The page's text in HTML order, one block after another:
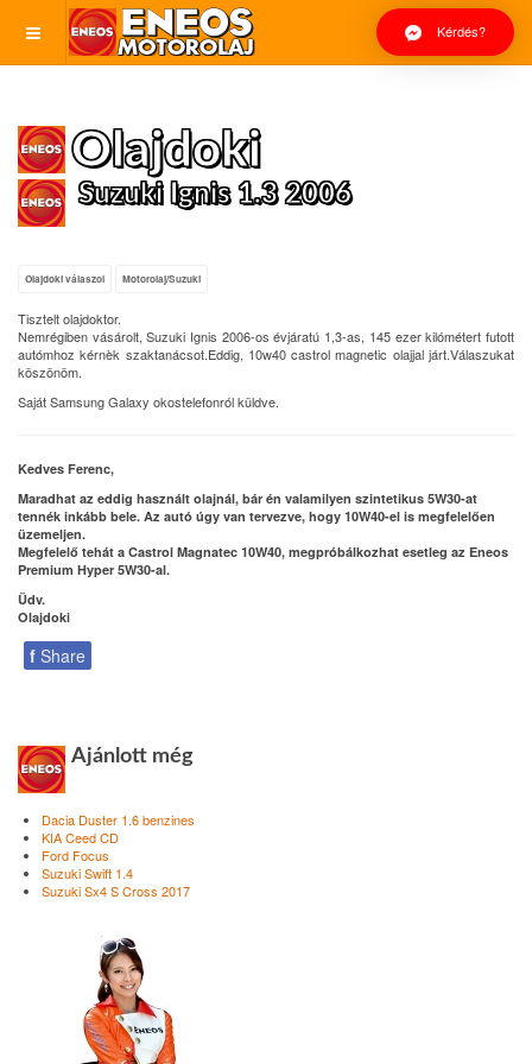
Kérdés?
Olajdoki
Suzuki Ignis 1.3 2006
Olajdoki válaszol Motorolaj/Suzuki
Tisztelt olajdoktor.
Nemrégiben vásárolt, Suzuki Ignis 2006-os évjáratú 1,3-as, 145 ezer kilómétert futott
autómhoz kérnèk szaktanácsot.Eddig, 10w40 castrol magnetic olajjal járt.Válaszukat
köszönöm.
Saját Samsung Galaxy okostelefonról küldve.
Kedves Ferenc,
Maradhat az eddig használt olajnál, bár én valamilyen szintetikus 5W30-at
tennék inkább bele. Az autó úgy van tervezve, hogy 10W40-el is megfelelően
üzemeljen.
Megfelelő tehát a Castrol Magnatec 10W40, megpróbálkozhat esetleg az Eneos
Premium Hyper 5W30-al.
Üdv.
Olajdoki
f Share
Ajánlott még
Dacia Duster 1.6 benzines
KIA Ceed CD
Ford Focus
Suzuki Swift 1.4
Suzuki Sx4 S Cross 2017